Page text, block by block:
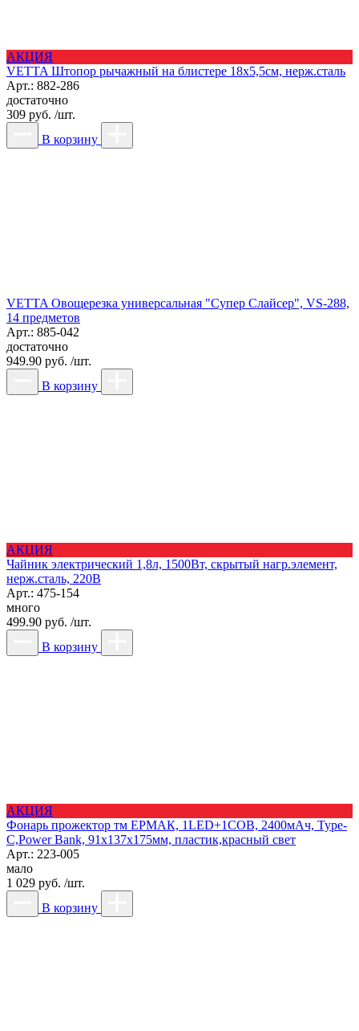
АКЦИЯ
VETTA Штопор рычажный на блистере 18х5,5см, нерж.сталь
Арт.: 882-286
достаточно
309 руб. /шт.
В корзину
VETTA Овощерезка универсальная "Супер Слайсер", VS-288,
14 предметов
Арт.: 885-042
достаточно
949.90 руб. /шт.
В корзину
АКЦИЯ
Чайник электрический 1,8л, 1500Вт, скрытый нагр.элемент,
нерж.сталь, 220В
Арт.: 475-154
много
499.90 руб. /шт.
В корзину
АКЦИЯ
Фонарь прожектор тм ЕРМАК, 1LED+1COB, 2400мАч, Type-
C,Power Bank, 91х137х175мм, пластик,красный свет
Арт.: 223-005
мало
1 029 руб. /шт.
В корзину